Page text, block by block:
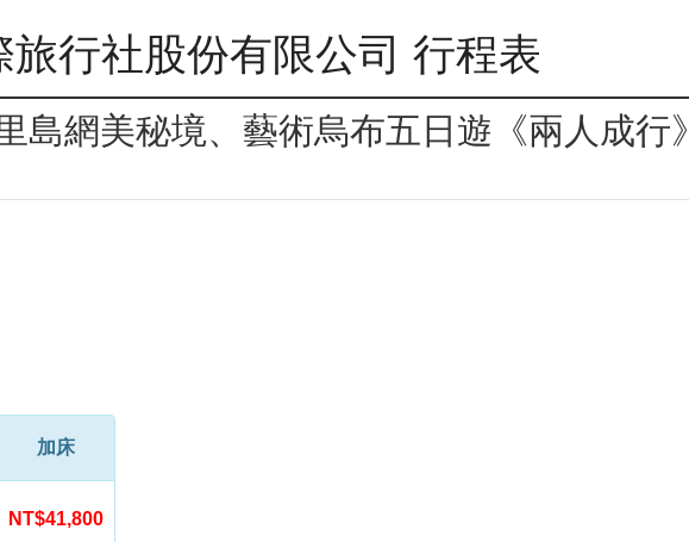
旅行社股份有限公司 行程表
島網美秘境、藝術烏布五日遊《兩人成行》
加床
NT$41,800